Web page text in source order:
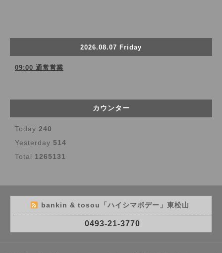
2026.08.07 Friday
09:00 通常営業
カウンター
Today 240
Yesterday 514
Total 1265131
bankin & tosou「ハイシマボデー」東松山
0493-21-3770